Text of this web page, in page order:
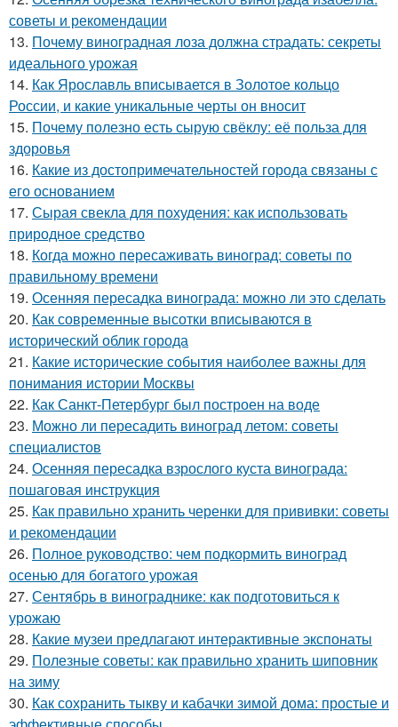
советы и рекомендации
13. Почему виноградная лоза должна страдать: секреты
идеального урожая
14. Как Ярославль вписывается в Золотое кольцо
России, и какие уникальные черты он вносит
15. Почему полезно есть сырую свёклу: её польза для
здоровья
16. Какие из достопримечательностей города связаны с
его основанием
17. Сырая свекла для похудения: как использовать
природное средство
18. Когда можно пересаживать виноград: советы по
правильному времени
19. Осенняя пересадка винограда: можно ли это сделать
20. Как современные высотки вписываются в
исторический облик города
21. Какие исторические события наиболее важны для
понимания истории Москвы
22. Как Санкт-Петербург был построен на воде
23. Можно ли пересадить виноград летом: советы
специалистов
24. Осенняя пересадка взрослого куста винограда:
пошаговая инструкция
25. Как правильно хранить черенки для прививки: советы
и рекомендации
26. Полное руководство: чем подкормить виноград
осенью для богатого урожая
27. Сентябрь в винограднике: как подготовиться к
урожаю
28. Какие музеи предлагают интерактивные экспонаты
29. Полезные советы: как правильно хранить шиповник
на зиму
30. Как сохранить тыкву и кабачки зимой дома: простые и